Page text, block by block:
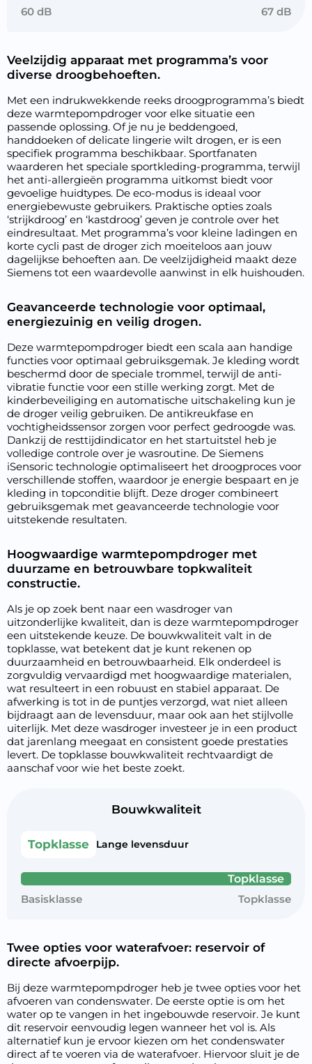
60 dB 67 dB
Veelzijdig apparaat met programma’s voor
diverse droogbehoeften.
Met een indrukwekkende reeks droogprogramma’s biedt
deze warmtepompdroger voor elke situatie een
passende oplossing. Of je nu je beddengoed,
handdoeken of delicate lingerie wilt drogen, er is een
specifiek programma beschikbaar. Sportfanaten
waarderen het speciale sportkleding-programma, terwijl
het anti-allergieën programma uitkomst biedt voor
gevoelige huidtypes. De eco-modus is ideaal voor
energiebewuste gebruikers. Praktische opties zoals
‘strijkdroog’ en ‘kastdroog’ geven je controle over het
eindresultaat. Met programma’s voor kleine ladingen en
korte cycli past de droger zich moeiteloos aan jouw
dagelijkse behoeften aan. De veelzijdigheid maakt deze
Siemens tot een waardevolle aanwinst in elk huishouden.
Geavanceerde technologie voor optimaal,
energiezuinig en veilig drogen.
Deze warmtepompdroger biedt een scala aan handige
functies voor optimaal gebruiksgemak. Je kleding wordt
beschermd door de speciale trommel, terwijl de anti-
vibratie functie voor een stille werking zorgt. Met de
kinderbeveiliging en automatische uitschakeling kun je
de droger veilig gebruiken. De antikreukfase en
vochtigheidssensor zorgen voor perfect gedroogde was.
Dankzij de resttijdindicator en het startuitstel heb je
volledige controle over je wasroutine. De Siemens
iSensoric technologie optimaliseert het droogproces voor
verschillende stoffen, waardoor je energie bespaart en je
kleding in topconditie blijft. Deze droger combineert
gebruiksgemak met geavanceerde technologie voor
uitstekende resultaten.
Hoogwaardige warmtepompdroger met
duurzame en betrouwbare topkwaliteit
constructie.
Als je op zoek bent naar een wasdroger van
uitzonderlijke kwaliteit, dan is deze warmtepompdroger
een uitstekende keuze. De bouwkwaliteit valt in de
topklasse, wat betekent dat je kunt rekenen op
duurzaamheid en betrouwbaarheid. Elk onderdeel is
zorgvuldig vervaardigd met hoogwaardige materialen,
wat resulteert in een robuust en stabiel apparaat. De
afwerking is tot in de puntjes verzorgd, wat niet alleen
bijdraagt aan de levensduur, maar ook aan het stijlvolle
uiterlijk. Met deze wasdroger investeer je in een product
dat jarenlang meegaat en consistent goede prestaties
levert. De topklasse bouwkwaliteit rechtvaardigt de
aanschaf voor wie het beste zoekt.
Bouwkwaliteit
Topklasse Lange levensduur
Topklasse
Basisklasse
Topklasse
Twee opties voor waterafvoer: reservoir of
directe afvoerpijp.
Bij deze warmtepompdroger heb je twee opties voor het
afvoeren van condenswater. De eerste optie is om het
water op te vangen in het ingebouwde reservoir. Je kunt
dit reservoir eenvoudig legen wanneer het vol is. Als
alternatief kun je ervoor kiezen om het condenswater
direct af te voeren via de waterafvoer. Hiervoor sluit je de